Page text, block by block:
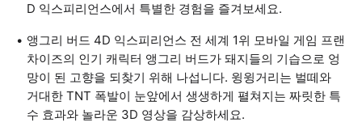
D 익스피리언스에서 특별한 경험을 즐겨보세요.
앵그리 버드 4D 익스피리언스 전 세계 1위 모바일 게임 프랜
차이즈의 인기 캐릭터 앵그리 버드가 돼지들의 기습으로 엉
망이 된 고향을 되찾기 위해 나섭니다. 윙윙거리는 벌떼와
거대한 TNT 폭발이 눈앞에서 생생하게 펼쳐지는 짜릿한 특
수 효과와 놀라운 3D 영상을 감상하세요.